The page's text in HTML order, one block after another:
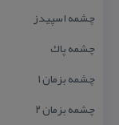
چشمه اسپیدز
چشمه پاك
چشمه بزمان ۱
چشمه بزمان ۲